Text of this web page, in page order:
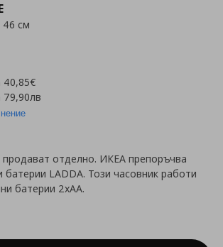
46 см
40,85€
79,90лв
продават отделно. ИКЕА препоръчва
батерии LADDA. Този часовник работи
батерии 2xAA.